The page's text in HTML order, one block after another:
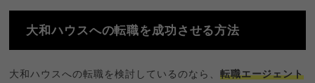
大和ハウスへの転職を成功させる方法
大和ハウスへの転職を検討しているのなら、 転職エージェント